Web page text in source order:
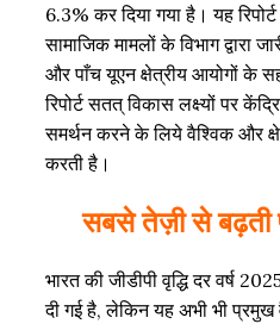
6.3% कर दिया गया है। यह
सामाजिक मामलों के विभाग द्वारा
और पाँच यूएन क्षेत्रीय आयोगों के
रिपोर्ट सतत् विकास लक्ष्यों पर
समर्थन करने के लिये वैश्विक और
करती है।
सबसे तेज़ी से बढ़ती
भारत की जीडीपी वृद्धि दर वर्ष
दी गई है, लेकिन यह अभी भी